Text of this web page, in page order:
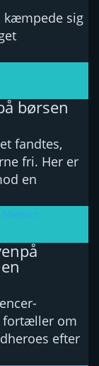
kæmpede sig
børsen
fandtes,
fri. Her er
en
fortæller om
efter